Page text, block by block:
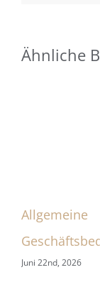
Ähnliche
Allgemeine
Juni 22nd, 2026